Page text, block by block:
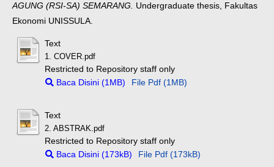
AGUNG (RSI-SA) SEMARANG. Undergraduate thesis, Fakultas
Ekonomi UNISSULA.
Text
1. COVER.pdf
Restricted to Repository staff only
Baca Disini (1MB)
File Pdf (1MB)
Text
2. ABSTRAK.pdf
Restricted to Repository staff only
Baca Disini (173kB)
File Pdf (173kB)